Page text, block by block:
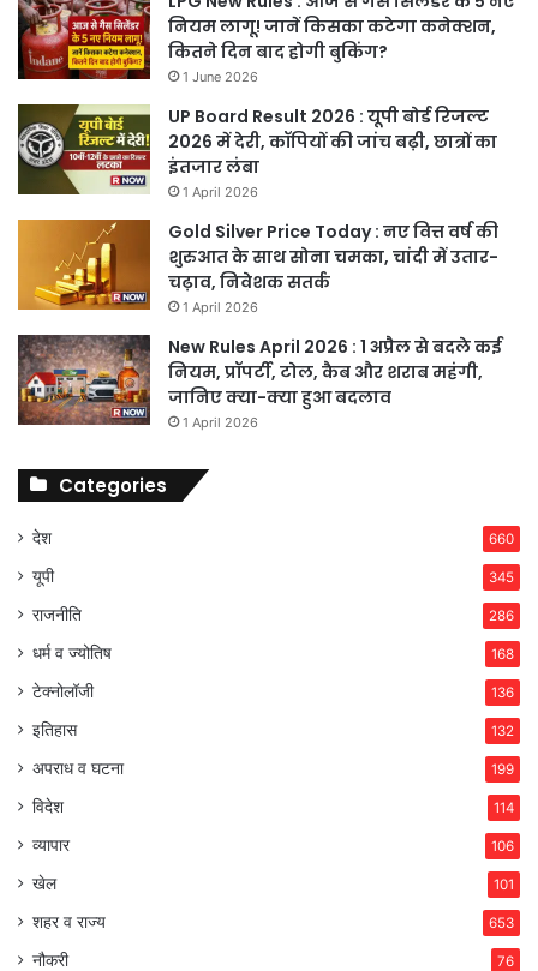
नियम लागू! जानें किसका कटेगा कनेक्शन,
कितने दिन बाद होगी बुकिंग?
1 June 2026
UP Board Result 2026 : यूपी बोर्ड रिजल्ट
2026 में देरी, कॉपियों की जांच बढ़ी, छात्रों का
इंतजार लंबा
1 April 2026
Gold Silver Price Today : नए वित्त वर्ष की
शुरुआत के साथ सोना चमका, चांदी में उतार-
चढ़ाव, निवेशक सतर्क
1 April 2026
New Rules April 2026 : 1 अप्रैल से बदले कई
नियम, प्रॉपर्टी, टोल, कैब और शराब महंगी,
जानिए क्या-क्या हुआ बदलाव
1 April 2026
Categories
देश 660
यूपी 345
राजनीति 286
धर्म व ज्योतिष 168
टेक्नोलॉजी 136
इतिहास 132
अपराध व घटना 199
विदेश 114
व्यापार 106
खेल 101
शहर व राज्य 653
नौकरी 76